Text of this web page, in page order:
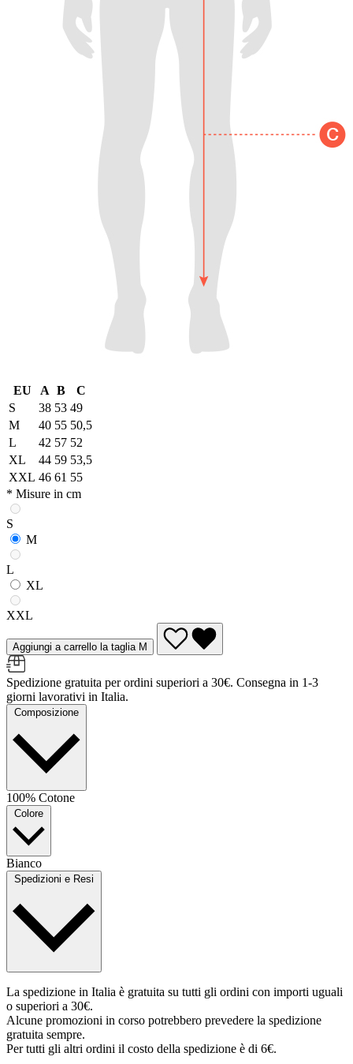
EU A B
C
S
38 53 49
M
40 55 50,5
L
42 57 52
XL
44 59 53,5
XXL 46 61 55
* Misure in cm
S
M
L
XL
XXL
Aggiungi a carrello la taglia M
Spedizione gratuita per ordini superiori a 30€. Consegna in 1-3
giorni lavorativi in Italia.
Composizione
100% Cotone
Colore
Bianco
Spedizioni e Resi
La spedizione in Italia è gratuita su tutti gli ordini con importi uguali
o superiori a 30€.
Alcune promozioni in corso potrebbero prevedere la spedizione
gratuita sempre.
Per tutti gli altri ordini il costo della spedizione è di 6€.